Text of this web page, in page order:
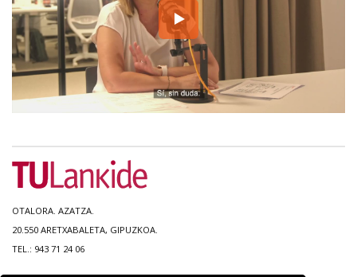
OTALORA. AZATZA.
20.550 ARETXABALETA, GIPUZKOA.
TEL.: 943 71 24 06